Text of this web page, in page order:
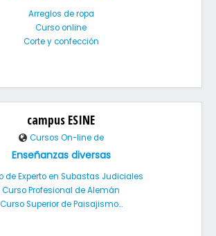
Arreglos de ropa
Curso online
Corte y confección
campus ESINE
Cursos On-line de
Enseñanzas diversas
de Experto en Subastas Judiciales
Curso Profesional de Alemán
Curso Superior de Paisajismo...